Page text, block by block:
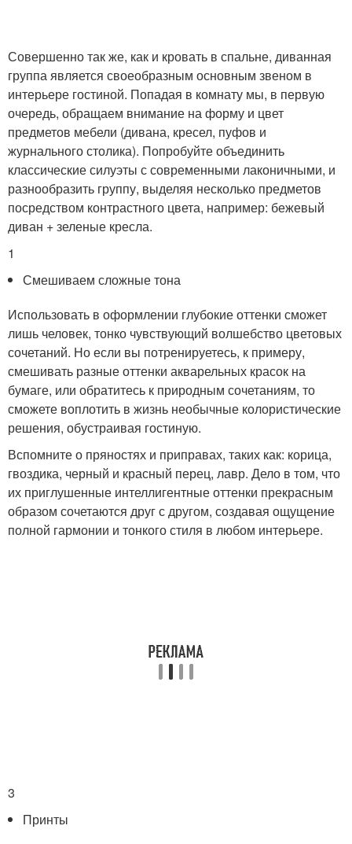
Совершенно так же, как и кровать в спальне, диванная
группа является своеобразным основным звеном в
интерьере гостиной. Попадая в комнату мы, в первую
очередь, обращаем внимание на форму и цвет
предметов мебели (дивана, кресел, пуфов и
журнального столика). Попробуйте объединить
классические силуэты с современными лаконичными, и
разнообразить группу, выделяя несколько предметов
посредством контрастного цвета, например: бежевый
диван + зеленые кресла.
1
Смешиваем сложные тона
Использовать в оформлении глубокие оттенки сможет
лишь человек, тонко чувствующий волшебство цветовых
сочетаний. Но если вы потренируетесь, к примеру,
смешивать разные оттенки акварельных красок на
бумаге, или обратитесь к природным сочетаниям, то
сможете воплотить в жизнь необычные колористические
решения, обустраивая гостиную.
Вспомните о пряностях и приправах, таких как: корица,
гвоздика, черный и красный перец, лавр. Дело в том, что
их приглушенные интеллигентные оттенки прекрасным
образом сочетаются друг с другом, создавая ощущение
полной гармонии и тонкого стиля в любом интерьере.
3
Принты